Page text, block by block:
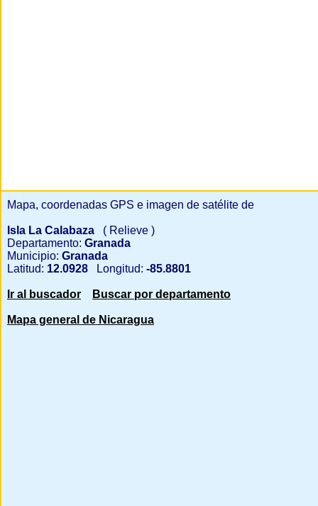
Mapa, coordenadas GPS e imagen de satélite de
Isla La Calabaza
( Relieve )
Departamento: Granada
Municipio: Granada
Latitud: 12.0928 Longitud: -85.8801
Ir al buscador Buscar por departamento
Mapa general de Nicaragua